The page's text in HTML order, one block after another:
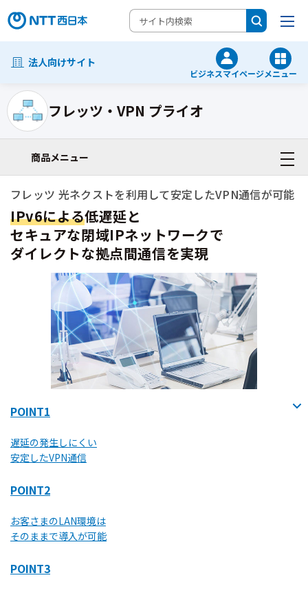
法人向けサイト
ビジネスマイページメニュー
フレッツ・VPN プライオ
フレッツ 光ネクストを利用して安定したVPN通信が可能
IPv6による低遅延と
セキュアな閉域IPネットワークで
ダイレクトな拠点間通信を実現
POINT1
遅延の発生しにくい
安定したVPN通信
POINT2
お客さまのLAN環境は
そのままで導入が可能
POINT3
商品メニュー